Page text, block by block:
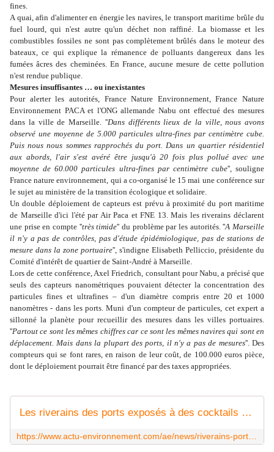
fines.
A quai, afin d'alimenter en énergie les navires, le transport maritime brûle du
fuel lourd, qui n'est autre qu'un déchet non raffiné. La biomasse et les
combustibles fossiles ne sont pas complètement brûlés dans le moteur des
bateaux, ce qui explique la rémanence de polluants dangereux dans les
fumées âcres des cheminées. En France, aucune mesure de cette pollution
n'est rendue publique.
Mesures insuffisantes … ou inexistantes
Pour alerter les autorités, France Nature Environnement, France Nature
Environnement PACA et l'ONG allemande Nabu ont effectué des mesures
dans la ville de Marseille. ''Dans différents lieux de la ville, nous avons
observé une moyenne de 5.000 particules ultra-fines par centimètre cube.
Puis nous nous sommes rapprochés du port. Dans un quartier résidentiel
aux abords, l'air s'est avéré être jusqu'à 20 fois plus pollué avec une
moyenne de 60.000 particules ultra-fines par centimètre cube'', souligne
France nature environnement, qui a co-organisé le 15 mai une conférence sur
le sujet au ministère de la transition écologique et solidaire.
Un double déploiement de capteurs est prévu à proximité du port maritime
de Marseille d'ici l'été par Air Paca et FNE 13. Mais les riverains déclarent
une prise en compte ''très timide'' du problème par les autorités. ''A Marseille
il n'y a pas de contrôles, pas d'étude épidémiologique, pas de stations de
mesure dans la zone portuaire'', s'indigne Elisabeth Pelliccio, présidente du
Comité d'intérêt de quartier de Saint-André à Marseille.
Lors de cette conférence, Axel Friedrich, consultant pour Nabu, a précisé que
seuls des capteurs nanométriques pouvaient détecter la concentration des
particules fines et ultrafines – d'un diamètre compris entre 20 et 1000
nanomètres - dans les ports. Muni d'un compteur de particules, cet expert a
sillonné la planète pour recueillir des mesures dans les villes portuaires.
''Partout ce sont les mêmes chiffres car ce sont les mêmes navires qui sont en
déplacement. Mais dans la plupart des ports, il n'y a pas de mesures''. Des
compteurs qui se font rares, en raison de leur coût, de 100.000 euros pièce,
dont le déploiement pourrait être financé par des taxes appropriées.
Les riverains des ports exposés à des cocktails de polluants hautement dangereux pour la santé